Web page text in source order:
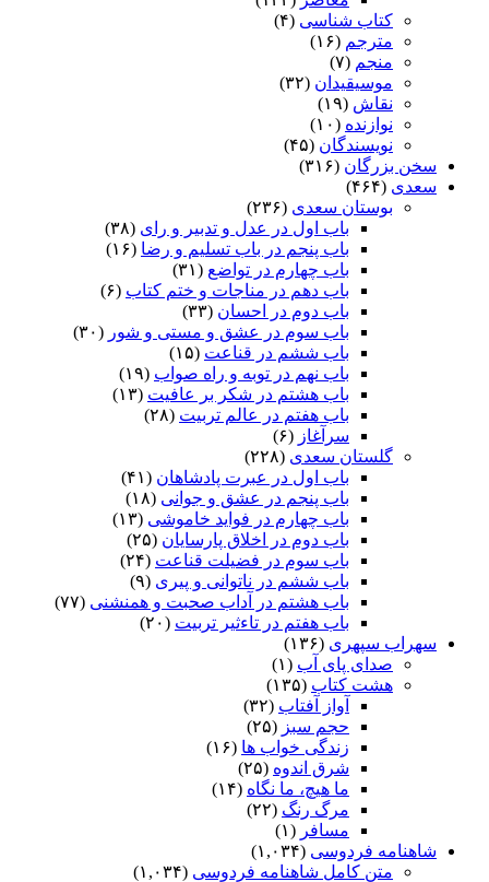
کتاب شناسی (۴)
مترجم (۱۶)
منجم (۷)
موسیقیدان (۳۲)
نقاش (۱۹)
نوازنده (۱۰)
نویسندگان (۴۵)
سخن بزرگان (۳۱۶)
سعدی (۴۶۴)
بوستان سعدی (۲۳۶)
باب اول در عدل و تدبیر و رای (۳۸)
باب پنجم در باب تسلیم و رضا (۱۶)
باب چهارم در تواضع (۳۱)
باب دهم در مناجات و ختم کتاب (۶)
باب دوم در احسان (۳۳)
باب سوم در عشق و مستی و شور (۳۰)
باب ششم در قناعت (۱۵)
باب نهم در توبه و راه صواب (۱۹)
باب هشتم در شکر بر عافیت (۱۳)
باب هفتم در عالم تربیت (۲۸)
سرآغاز (۶)
گلستان سعدی (۲۲۸)
باب اول در عبرت پادشاهان (۴۱)
باب پنجم در عشق و جوانى (۱۸)
باب چهارم در فواید خاموشى (۱۳)
باب دوم در اخلاق پارسایان (۲۵)
باب سوم در فضیلت قناعت (۲۴)
باب ششم در ناتوانى و پیرى (۹)
باب هشتم در آداب صحبت و همنشنى (۷۷)
باب هفتم در تاءثیر تربیت (۲۰)
سهراب سپهری (۱۳۶)
صدای پای آب (۱)
هشت کتاب (۱۳۵)
آواز آفتاب (۳۲)
حجم سبز (۲۵)
زندگی خواب ها (۱۶)
شرق اندوه (۲۵)
ما هیچ، ما نگاه (۱۴)
مرگ رنگ (۲۲)
مسافر (۱)
شاهنامه فردوسی (۱,۰۳۴)
متن کامل شاهنامه فردوسی (۱,۰۳۴)